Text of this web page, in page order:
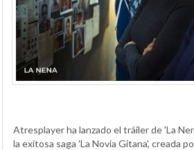
Atresplayer ha lanzado el tráiler de 'La
la exitosa saga 'La Novia Gitana', creada